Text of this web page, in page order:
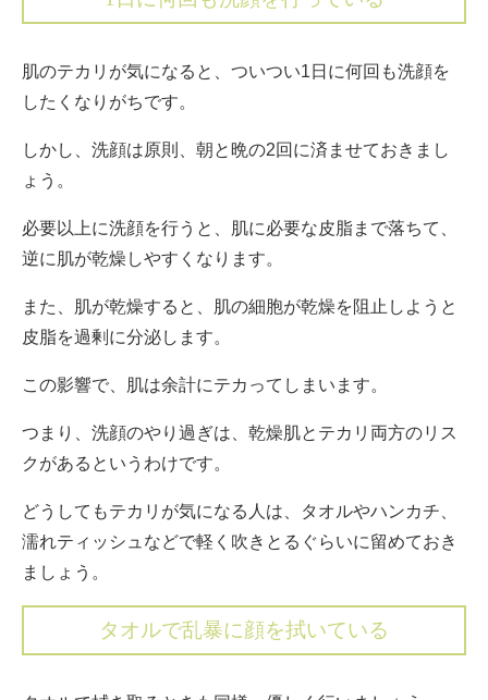
肌のテカリが気になると、ついつい1日に何回も洗顔を
したくなりがちです。
しかし、洗顔は原則、朝と晩の2回に済ませておきまし
ょう。
必要以上に洗顔を行うと、肌に必要な皮脂まで落ちて、
逆に肌が乾燥しやすくなります。
また、肌が乾燥すると、肌の細胞が乾燥を阻止しようと
皮脂を過剰に分泌します。
この影響で、肌は余計にテカってしまいます。
つまり、洗顔のやり過ぎは、乾燥肌とテカリ両方のリス
クがあるというわけです。
どうしてもテカリが気になる人は、タオルやハンカチ、
濡れティッシュなどで軽く吹きとるぐらいに留めておき
ましょう。
タオルで乱暴に顔を拭いている